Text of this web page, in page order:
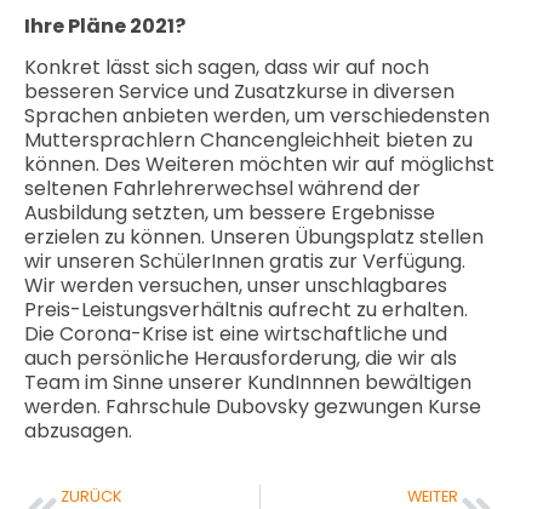
Ihre Pläne2021?
Konkret lässt sich sagen, dass wir auf noch
besseren Service und Zusatzkurse in diversen
Sprachen anbieten werden, um verschiedensten
Muttersprachlern Chancengleichheit bieten zu
können. Des Weiteren möchten wir auf möglichst
seltenen Fahrlehrerwechsel während der
Ausbildung setzten, um bessere Ergebnisse
erzielen zu können. Unseren Übungsplatz stellen
wir unseren SchülerInnen gratis zur Verfügung.
Wir werden versuchen, unser unschlagbares
Preis-Leistungsverhältnis aufrecht zu erhalten.
Die Corona-Krise ist eine wirtschaftliche und
auch persönliche Herausforderung, die wir als
Team im Sinne unserer KundInnnen bewältigen
werden. Fahrschule Dubovsky gezwungen Kurse
abzusagen.
ZURÜCK WEITER